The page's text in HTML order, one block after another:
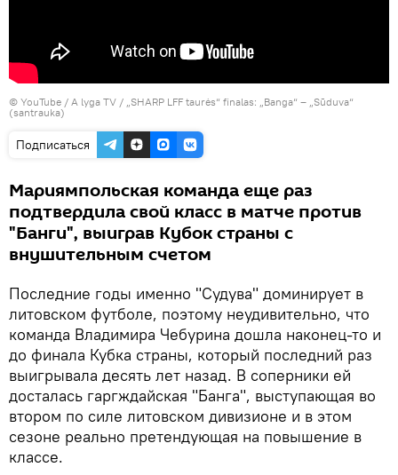
© YouTube / A lyga TV / „SHARP LFF taurės“ finalas: „Banga“ – „Sūduva“
(santrauka)
Подписаться
Мариямпольская команда еще раз
подтвердила свой класс в матче против
"Банги", выиграв Кубок страны с
внушительным счетом
Последние годы именно "Судува" доминирует в
литовском футболе, поэтому неудивительно, что
команда Владимира Чебурина дошла наконец-то и
до финала Кубка страны, который последний раз
выигрывала десять лет назад. В соперники ей
досталась гаргждайская "Банга", выступающая во
втором по силе литовском дивизионе и в этом
сезоне реально претендующая на повышение в
классе.